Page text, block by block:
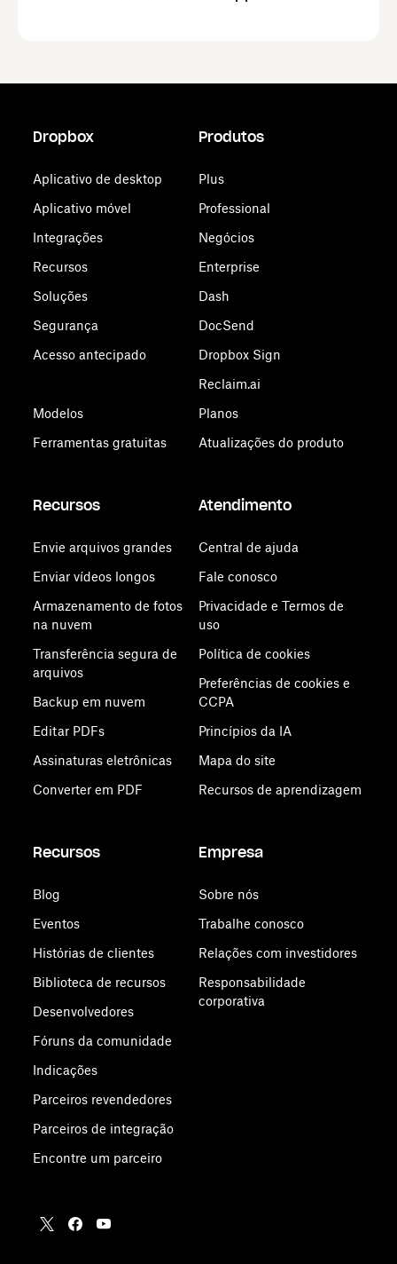
Dropbox
Aplicativo de desktop
Aplicativo móvel
Integrações
Recursos
Soluções
Segurança
Acesso antecipado
Modelos
Ferramentas gratuitas
Produtos
Plus
Professional
Negócios
Enterprise
Dash
DocSend
Dropbox Sign
Reclaim.ai
Planos
Atualizações do produto
Recursos
Envie arquivos grandes
Enviar vídeos longos
Armazenamento de fotos
na nuvem
Transferência segura de
arquivos
Backup em nuvem
Editar PDFs
Assinaturas eletrônicas
Converter em PDF
Atendimento
Central de ajuda
Fale conosco
Privacidade e Termos de
uso
Política de cookies
Preferências de cookies e
CCPA
Princípios da IA
Mapa do site
Recursos de aprendizagem
Recursos
Blog
Eventos
Histórias de clientes
Biblioteca de recursos
Desenvolvedores
Fóruns da comunidade
Indicações
Parceiros revendedores
Parceiros de integração
Encontre um parceiro
Empresa
Sobre nós
Trabalhe conosco
Relações com investidores
Responsabilidade
corporativa